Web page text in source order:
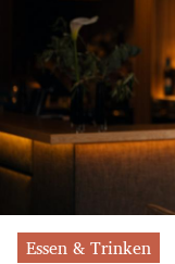
Essen & Trinken